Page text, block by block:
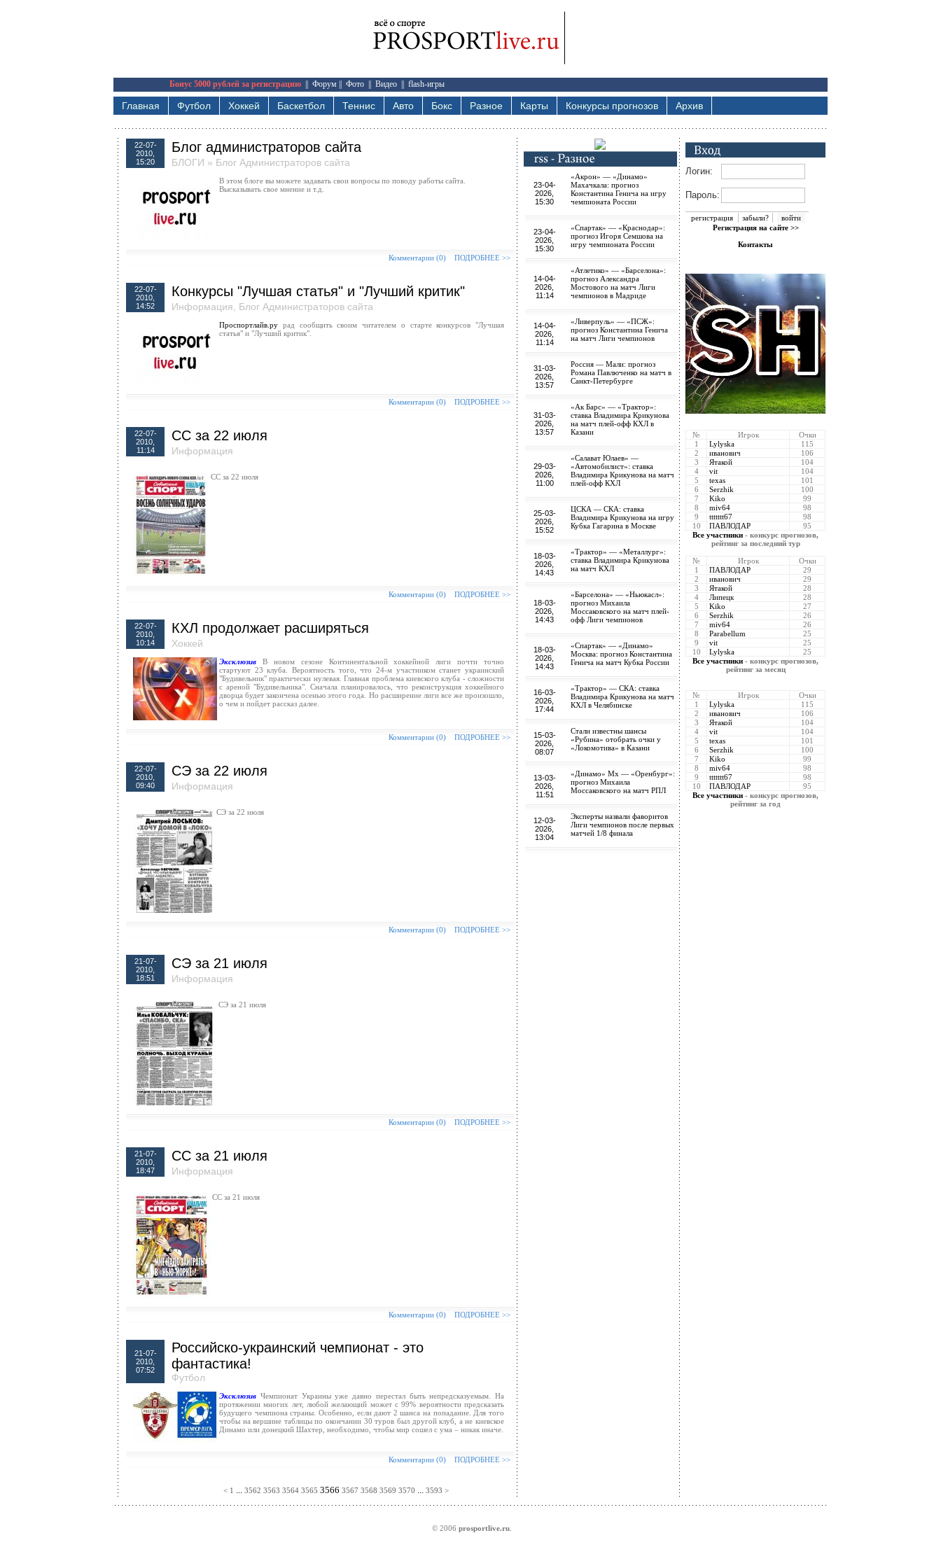
Бонус 5000 рублей за регистрацию Форум Фото Видео flash-игры
Главная Футбол Хоккей Баскетбол Теннис Авто Бокс Разное Карты Конкурсы прогнозов Архив
22-07-
2010,
15:20
Блог администраторов сайта
БЛОГИ » Блог Администраторов сайта
В этом блоге вы можете задавать свои вопросы по поводу работы сайта.
Высказывать свое мнение и т.д.
Комментарии (0) ПОДРОБНЕЕ >>
22-07-
2010,
14:52
Конкурсы "Лучшая статья" и "Лучший критик"
Информация Блог Администраторов сайта
Проспортлайв.ру рад сообщить своим читателем о старте конкурсов "Лучшая
статья" и "Лучший критик".
Комментарии (0) ПОДРОБНЕЕ >>
22-07-
2010,
11:14
СС за 22 июля
Информация
СС за 22 июля
Комментарии (0) ПОДРОБНЕЕ >>
22-07-
2010,
10:14
КХЛ продолжает расширяться
Хоккей
Эксклюзив В новом сезоне Континентальной хоккейной лиги почти точно
стартуют 23 клуба. Вероятность того, что 24-м участником станет украинский
"Будивельник" практически нулевая. Главная проблема киевского клуба - сложности
с ареной "Будивельника". Сначала планировалось, что реконструкция хоккейного
дворца будет закончена осенью этого года. Но расширение лиги все же произошло,
о чем и пойдет рассказ далее.
Комментарии (0) ПОДРОБНЕЕ >>
22-07-
2010,
09:40
СЭ за 22 июля
Информация
СЭ за 22 июля
Комментарии (0) ПОДРОБНЕЕ >>
21-07-
2010,
18:51
СЭ за 21 июля
Информация
СЭ за 21 июля
Комментарии (0) ПОДРОБНЕЕ >>
21-07-
2010,
18:47
CC за 21 июля
Информация
CC за 21 июля
Комментарии (0) ПОДРОБНЕЕ >>
21-07-
2010,
07:52
Российско-украинский чемпионат - это
фантастика!
Футбол
Эксклюзив Чемпионат Украины уже давно перестал быть непредсказуемым. На
протяжении многих лет, любой желающий может с 99% вероятности предсказать
будущего чемпиона страны. Особенно, если дают 2 шанса на попадание. Для того
чтобы на вершине таблицы по окончании 30 туров был другой клуб, а не киевское
Динамо или донецкий Шахтер, необходимо, чтобы мир сошел с ума – никак иначе.
Комментарии (0) ПОДРОБНЕЕ >>
< 1 ... 3562 3563 3564 3565 3566 3567 3568 3569 3570 ... 3593 >
23-04-
2026,
15:30
«Акрон» — «Динамо»
Махачкала: прогноз
Константина Генича на игру
чемпионата России
23-04-
2026,
15:30
«Спартак» — «Краснодар»:
прогноз Игоря Семшова на
игру чемпионата России
14-04-
2026,
11:14
«Атлетико» — «Барселона»:
прогноз Александра
Мостового на матч Лиги
чемпионов в Мадриде
14-04-
2026,
11:14
«Ливерпуль» — «ПСЖ»:
прогноз Константина Генича
на матч Лиги чемпионов
31-03-
2026,
13:57
Россия — Мали: прогноз
Романа Павлюченко на матч в
Санкт-Петербурге
31-03-
2026,
13:57
«Ак Барс» — «Трактор»:
ставка Владимира Крикунова
на матч плей-офф КХЛ в
Казани
29-03-
2026,
11:00
«Салават Юлаев» —
«Автомобилист»: ставка
Владимира Крикунова на матч
плей-офф КХЛ
25-03-
2026,
15:52
ЦСКА — СКА: ставка
Владимира Крикунова на игру
Кубка Гагарина в Москве
18-03-
2026,
14:43
«Трактор» — «Металлург»:
ставка Владимира Крикунова
на матч КХЛ
18-03-
2026,
14:43
«Барселона» — «Ньюкасл»:
прогноз Михаила
Моссаковского на матч плей-
офф Лиги чемпионов
18-03-
2026,
14:43
«Спартак» — «Динамо»
Москва: прогноз Константина
Генича на матч Кубка России
16-03-
2026,
17:44
«Трактор» — СКА: ставка
Владимира Крикунова на матч
КХЛ в Челябинске
15-03-
2026,
08:07
Стали известны шансы
«Рубина» отобрать очки у
«Локомотива» в Казани
13-03-
2026,
11:51
«Динамо» Мх — «Оренбург»:
прогноз Михаила
Моссаковского на матч РПЛ
12-03-
2026,
13:04
Эксперты назвали фаворитов
Лиги чемпионов после первых
матчей 1/8 финала
Логин:
Пароль:
регистрация
забыли?
Регистрация на сайте >>
Контакты
№ Игрок
Очки
1
Lylyska
115
2
иванович
106
3
Ятакой
104
4
vit
104
5
texas
101
6
Serzhik
100
7
Kiko
99
8
miv64
98
9
ttttttt67
98
10
ПАВЛОДАР
95
Все участники - конкурс прогнозов,
рейтинг за последний тур
№ Игрок
Очки
1
ПАВЛОДАР
29
2
иванович
29
3
Ятакой
28
4
Липецк
28
5
Kiko
27
6
Serzhik
26
7
miv64
26
8
Parabellum
25
9
vit
25
10
Lylyska
25
Все участники - конкурс прогнозов,
рейтинг за месяц
№ Игрок
Очки
1
Lylyska
115
2
иванович
106
3
Ятакой
104
4
vit
104
5
texas
101
6
Serzhik
100
7
Kiko
99
8
miv64
98
9
ttttttt67
98
10
ПАВЛОДАР
95
Все участники - конкурс прогнозов,
рейтинг за год
© 2006 prosportlive.ru.